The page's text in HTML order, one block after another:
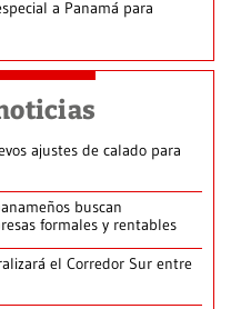
a Panamá para
ajustes de calado para
buscan
formales y rentables
el Corredor Sur entre